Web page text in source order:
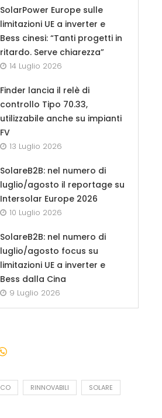
SolarPower Europe sulle
limitazioni UE a inverter e
Bess cinesi: “Tanti progetti in
ritardo. Serve chiarezza”
14 Luglio 2026
Finder lancia il relè di
controllo Tipo 70.33,
utilizzabile anche su impianti
FV
13 Luglio 2026
SolareB2B: nel numero di
luglio/agosto il reportage su
Intersolar Europe 2026
10 Luglio 2026
SolareB2B: nel numero di
luglio/agosto focus su
limitazioni UE a inverter e
Bess dalla Cina
9 Luglio 2026
RINNOVABILI SOLARE